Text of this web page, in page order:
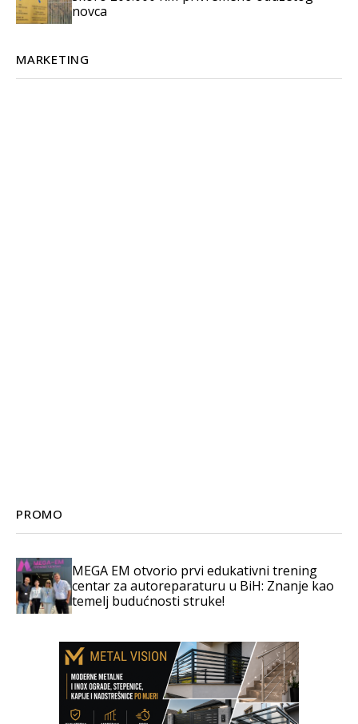
novca
MARKETING
PROMO
MEGA EM otvorio prvi edukativni trening
centar za autoreparaturu u BiH: Znanje kao
temelj budućnosti struke!